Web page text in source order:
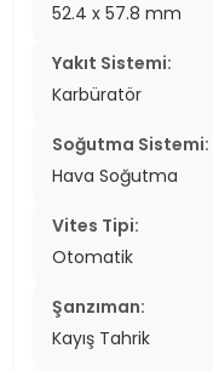
52.4 x 57.8 mm
Yakıt Sistemi:
Karbüratör
Soğutma Sistemi:
Hava Soğutma
Vites Tipi:
Otomatik
Şanzıman:
Kayış Tahrik